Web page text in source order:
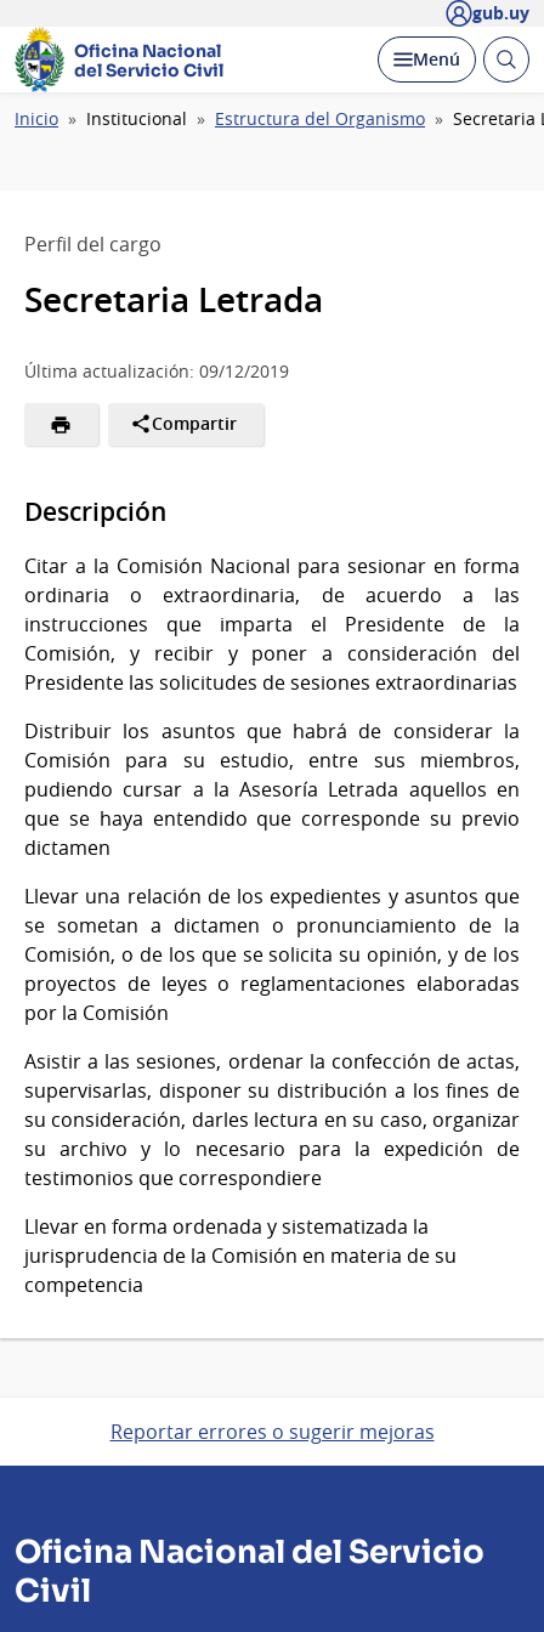
gub.uy
Oficina Nacional
del Servicio Civil
Desplegar
Menú Abrir
Ruta
Inicio Institucional Estructura del Organismo Secretaria
Perfil del cargo
Secretaria Letrada
Última actualización: 09/12/2019
Compartir
Descripción
Citar a la Comisión Nacional para sesionar en forma
ordinaria o extraordinaria, de acuerdo a las
instrucciones que imparta el Presidente de la
Comisión, y recibir y poner a consideración del
Presidente las solicitudes de sesiones extraordinarias
Distribuir los asuntos que habrá de considerar la
Comisión para su estudio, entre sus miembros,
pudiendo cursar a la Asesoría Letrada aquellos en
que se haya entendido que corresponde su previo
dictamen
Llevar una relación de los expedientes y asuntos que
se sometan a dictamen o pronunciamiento de la
Comisión, o de los que se solicita su opinión, y de los
proyectos de leyes o reglamentaciones elaboradas
por la Comisión
Asistir a las sesiones, ordenar la confección de actas,
supervisarlas, disponer su distribución a los fines de
su consideración, darles lectura en su caso, organizar
su archivo y lo necesario para la expedición de
testimonios que correspondiere
Llevar en forma ordenada y sistematizada la
jurisprudencia de la Comisión en materia de su
competencia
Reportar errores o sugerir mejoras
Oficina Nacional del Servicio
Civil